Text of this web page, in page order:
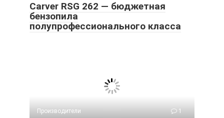
Carver RSG 262 — бюджетная
бензопила
полупрофессионального класса
Производители 1